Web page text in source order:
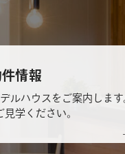
情報
ルハウスをご案内します
見学ください。